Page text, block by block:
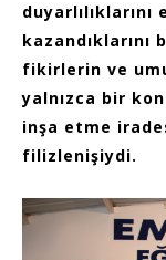
fikirlerin ve
yalnızca bir
inşa etme
filizlenişiydi.